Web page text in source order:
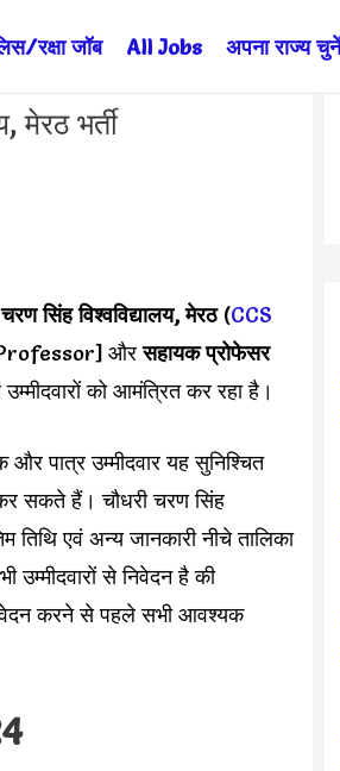
रक्षा जॉब All Jobs अपना राज्य चुनें
मेरठ भर्ती
सिंह विश्वविद्यालय, मेरठ(CCS
औरसहायक प्रोफेसर
को आमंत्रित कर रहा है।
उम्मीदवार यह सुनिश्चित
सकते हैं। चौधरी चरण सिंह
तिथि एवं अन्य जानकारी नीचे तालिका
उम्मीदवारों से निवेदन है की
करने से पहले सभी आवश्यक